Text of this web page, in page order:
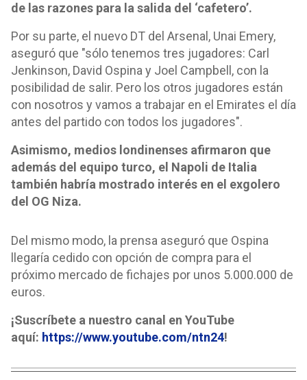
de las razones para la salida del ‘cafetero’.
Por su parte, el nuevo DT del Arsenal, Unai Emery,
aseguró que "sólo tenemos tres jugadores: Carl
Jenkinson, David Ospina y Joel Campbell, con la
posibilidad de salir. Pero los otros jugadores están
con nosotros y vamos a trabajar en el Emirates el día
antes del partido con todos los jugadores".
Asimismo, medios londinenses afirmaron que
además del equipo turco, el Napoli de Italia
también habría mostrado interés en el exgolero
del OG Niza.
Del mismo modo, la prensa aseguró que Ospina
llegaría cedido con opción de compra para el
próximo mercado de fichajes por unos 5.000.000 de
euros.
¡Suscríbete a nuestro canal en YouTube
aquí: https://www.youtube.com/ntn24!